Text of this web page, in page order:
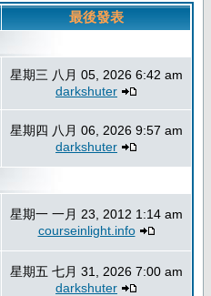
最後發表
星期三 八月 05, 2026 6:42 am
darkshuter
星期四 八月 06, 2026 9:57 am
darkshuter
星期一 一月 23, 2012 1:14 am
courseinlight.info
星期五 七月 31, 2026 7:00 am
darkshuter